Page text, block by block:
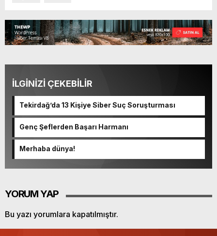
İLGİNİZİ ÇEKEBİLİR
Tekirdağ’da 13 Kişiye Siber Suç Soruşturması
Genç Şeflerden Başarı Harmanı
Merhaba dünya!
YORUM YAP
Bu yazı yorumlara kapatılmıştır.